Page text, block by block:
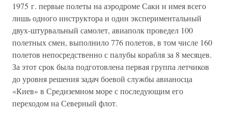
1975 г. первые полеты на аэродроме Саки и имея всего
лишь одного инструктора и один экспериментальный
двух-штурвальный самолет, авиаполк проведел 100
полетных смен, выполнило 776 полетов, в том числе 160
полетов непосредственно с палубы корабля за 8 месяцев.
За этот срок была подготовлена первая группа летчиков
до уровня решения задач боевой службы авианосца
«Киев» в Средиземном море с последующим его
переходом на Северный флот.